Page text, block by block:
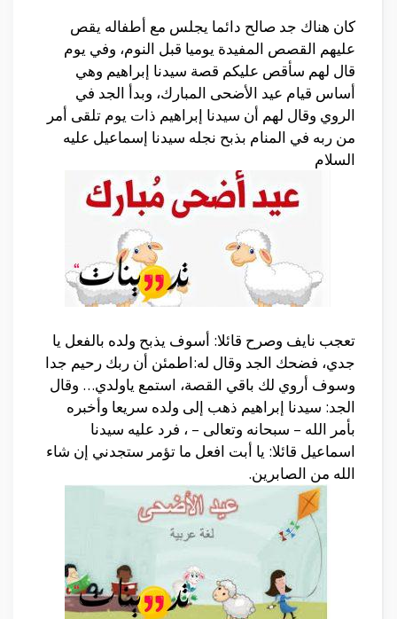
كان هناك جد صالح دائما يجلس مع أطفاله يقص
عليهم القصص المفيدة يوميا قبل النوم، وفي يوم
قال لهم سأقص عليكم قصة سيدنا إبراهيم وهي
أساس قيام عيد الأضحى المبارك، وبدأ الجد في
الروي وقال لهم أن سيدنا إبراهيم ذات يوم تلقى أمر
من ربه في المنام بذبح نجله سيدنا إسماعيل عليه
السلام
تعجب نايف وصرح قائلا: أسوف يذبح ولده بالفعل يا
جدي، فضحك الجد وقال له:اطمئن أن ربك رحيم جدا
وسوف أروي لك باقي القصة، استمع ياولدي… وقال
الجد: سيدنا إبراهيم ذهب إلى ولده سريعا وأخبره
بأمر الله – سبحانه وتعالى – ، فرد عليه سيدنا
اسماعيل قائلا: يا أبت افعل ما تؤمر ستجدني إن شاء
الله من الصابرين.